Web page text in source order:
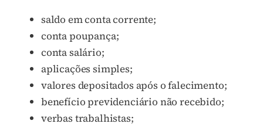
saldo em conta corrente;
conta poupança;
conta salário;
aplicações simples;
valores depositados após o falecimento;
benefício previdenciário não recebido;
verbas trabalhistas;